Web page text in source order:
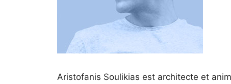
Aristofanis Soulikias est architecte et